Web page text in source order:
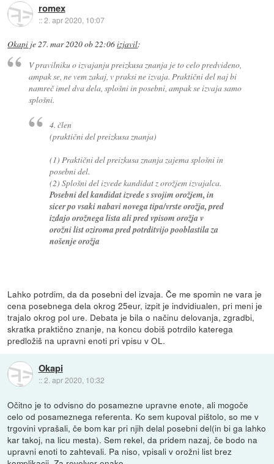
romex
::2. apr 2020, 10:07
Okapi je27. mar 2020 ob 22:06izjavil:
V pravilniku o izvajanju preizkusa znanja je to celo predvideno,
ampak se, ne vem zakaj, v praksi ne izvaja. Praktični del naj bi
namreč imel dva dela, splošni in posebni, ampak se izvaja samo
splošni.
4. člen
(praktični del preizkusa znanja)
(1) Praktični del preizkusa znanja zajema splošni in
posebni del.
(2) Splošni del izvede kandidat z orožjem izvajalca.
Posebni del kandidat izvede s svojim orožjem, in
sicer po vsaki nabavi novega tipa/vrste orožja, pred
izdajo orožnega lista ali pred vpisom orožja v
orožni list oziroma pred potrditvijo pooblastila za
nošenje orožja
Lahko potrdim, da da posebni del izvaja. Če me spomin ne vara je
cena posebnega dela okrog 25eur, izpit je indvidiualen, pri meni je
trajalo okrog pol ure. Debata je bila o načinu delovanja, zgradbi,
skratka praktično znanje, na koncu dobiš potrdilo katerega
predložiš na upravni enoti pri vpisu v OL.
Okapi
::2. apr 2020, 10:32
Očitno je to odvisno do posamezne upravne enote, ali mogoče
celo od posameznega referenta. Ko sem kupoval pištolo, so me v
trgovini vprašali, če bom kar pri njih delal posebni del(in bi ga lahko
kar takoj, na licu mesta). Sem rekel, da pridem nazaj, če bodo na
upravni enoti to zahtevali. Pa niso, vpisali v orožni list brez